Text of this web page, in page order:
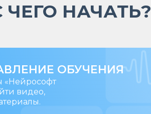
ЧЕГО НАЧАТЬ?
ОБУЧЕНИЯ
«Нейрософт
видео,